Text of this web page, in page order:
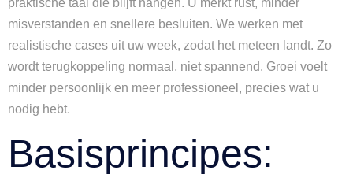
praktische taal die blijft hangen. U merkt rust, minder
misverstanden en snellere besluiten. We werken met
realistische cases uit uw week, zodat het meteen landt. Zo
wordt terugkoppeling normaal, niet spannend. Groei voelt
minder persoonlijk en meer professioneel, precies wat u
nodig hebt.
Basisprincipes: